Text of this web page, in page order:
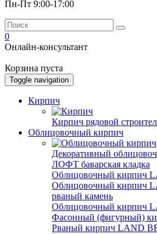
Пн-Пт 9:00-17:00
0
Онлайн-консультант
Корзина пуста
Toggle navigation
Кирпич
Кирпич рядовой
Облицовочный кирпич
Декоративный
ЛОФТ баварская кладка
Облицовочный кирпич
Облицовочный кирпич
рваный камень
Облицовочный кирпич
Фасонный (фигурный)
Рваный кирпич LAND